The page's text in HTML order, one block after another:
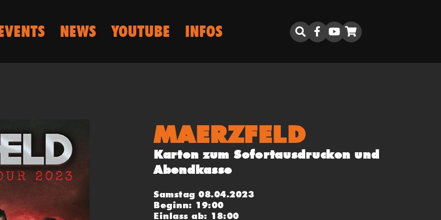
NEWS YOUTUBE INFOS
MAERZFELD
Karten zum Sofortausdrucken und
Abendkasse
Samstag 08.04.2023
Beginn: 19:00
Einlass ab: 18:00